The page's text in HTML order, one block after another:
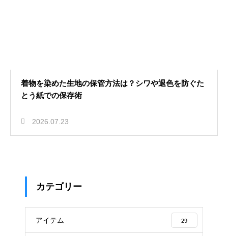
着物を染めた生地の保管方法は？シワや退色を防ぐた
とう紙での保存術
2026.07.23
カテゴリー
アイテム 29